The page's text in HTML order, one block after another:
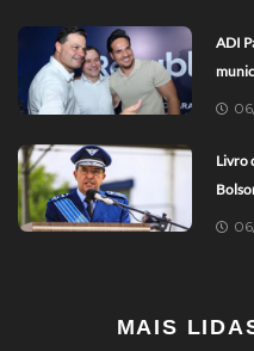
ADI
Livro
MAIS